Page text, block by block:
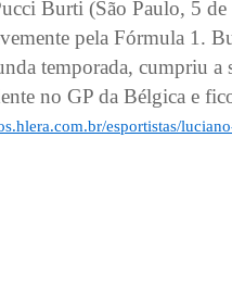
Burti (São Paulo, 5
pela Fórmula 1.
temporada, cumpriu
no GP da Bélgica e
esportistas/